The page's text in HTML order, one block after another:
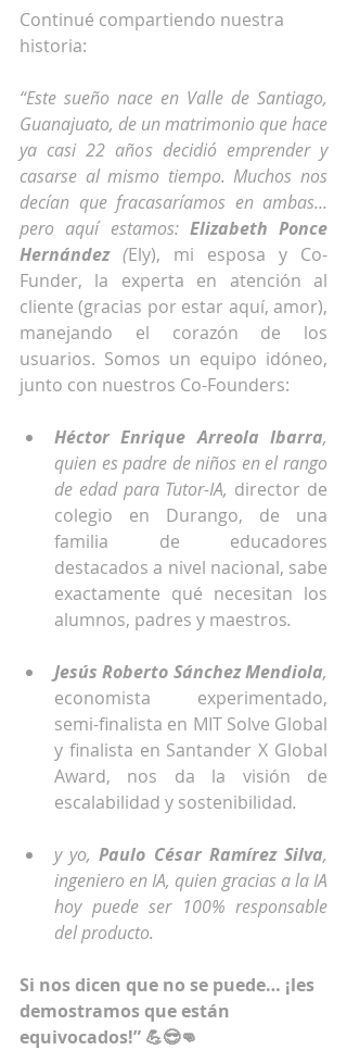
Continué compartiendo nuestra
historia:
“Este sueño nace en Valle de Santiago,
Guanajuato, de un matrimonio que hace
ya casi 22 años decidió emprender y
casarse al mismo tiempo. Muchos nos
decían que fracasaríamos en ambas…
pero aquí estamos: Elizabeth Ponce
Hernández (Ely), mi esposa y Co-
Funder, la experta en atención al
cliente (gracias por estar aquí, amor),
manejando el corazón de los
usuarios. Somos un equipo idóneo,
junto con nuestros Co-Founders:
Héctor Enrique Arreola Ibarra,
quien es padre de niños en el rango
de edad para Tutor-IA, director de
colegio en Durango, de una
familia de educadores
destacados a nivel nacional, sabe
exactamente qué necesitan los
alumnos, padres y maestros.
Jesús Roberto Sánchez Mendiola
economista experimentado,
semi-finalista en MIT Solve Global
y finalista en Santander X Global
Award, nos da la visión de
escalabilidad y sostenibilidad.
y yo, Paulo César Ramírez Silva,
ingeniero en IA, quien gracias a la IA
hoy puede ser 100% responsable
del producto.
Si nos dicen que no se puede… ¡les
demostramos que están
equivocados!” 💪😎👊